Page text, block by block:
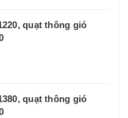
quạt thông gió
quạt thông gió